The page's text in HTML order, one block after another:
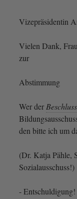
Vizepräsidentin
Vielen Dank,
zur
Abstimmung
Wer der
den bitte ich um
(Dr. Katja Pähle,
Sozialausschuss!)
-